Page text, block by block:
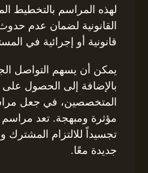
لهذه المراسم بالتخطيط
القانونية لضمان عدم
قانونية أو إجرائية في
يمكن أن يسهم التواصل
بالإضافة إلى الحصول
المتخصصين، في جعل
مؤثرة ومبهجة. تعد مراسم
تجسيداً للالتزام المشترك
جديدة معًا.